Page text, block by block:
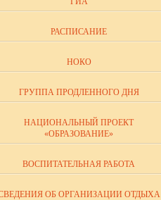
РАСПИСАНИЕ
НОКО
ГРУППА ПРОДЛЕННОГО ДНЯ
НАЦИОНАЛЬНЫЙ ПРОЕКТ
«ОБРАЗОВАНИЕ»
ВОСПИТАТЕЛЬНАЯ РАБОТА
ОБ ОРГАНИЗАЦИИ ОТДЫХА